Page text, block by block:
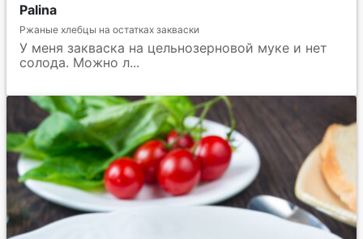
Palina
Ржаные хлебцы на остатках закваски
У меня закваска на цельнозерновой муке и нет
солода. Можно л